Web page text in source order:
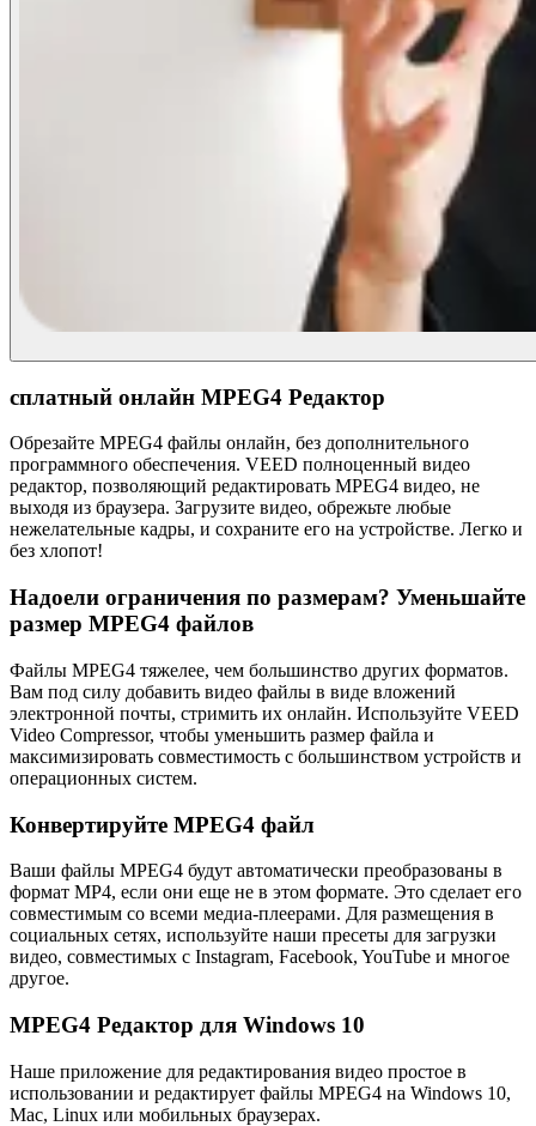
сплатный онлайн MPEG4 Редактор
Обрезайте MPEG4 файлы онлайн, без дополнительного
программного обеспечения. VEED полноценный видео
редактор, позволяющий редактировать MPEG4 видео, не
выходя из браузера. Загрузите видео, обрежьте любые
нежелательные кадры, и сохраните его на устройстве. Легко и
без хлопот!
Надоели ограничения по размерам? Уменьшайте
размер MPEG4 файлов
Файлы MPEG4 тяжелее, чем большинство других форматов.
Вам под силу добавить видео файлы в виде вложений
электронной почты, стримить их онлайн. Используйте VEED
Video Compressor, чтобы уменьшить размер файла и
максимизировать совместимость с большинством устройств и
операционных систем.
Конвертируйте MPEG4 файл
Ваши файлы MPEG4 будут автоматически преобразованы в
формат MP4, если они еще не в этом формате. Это сделает его
совместимым со всеми медиа-плеерами. Для размещения в
социальных сетях, используйте наши пресеты для загрузки
видео, совместимых с Instagram, Facebook, YouTube и многое
другое.
MPEG4 Редактор для Windows 10
Наше приложение для редактирования видео простое в
использовании и редактирует файлы MPEG4 на Windows 10,
Mac, Linux или мобильных браузерах.